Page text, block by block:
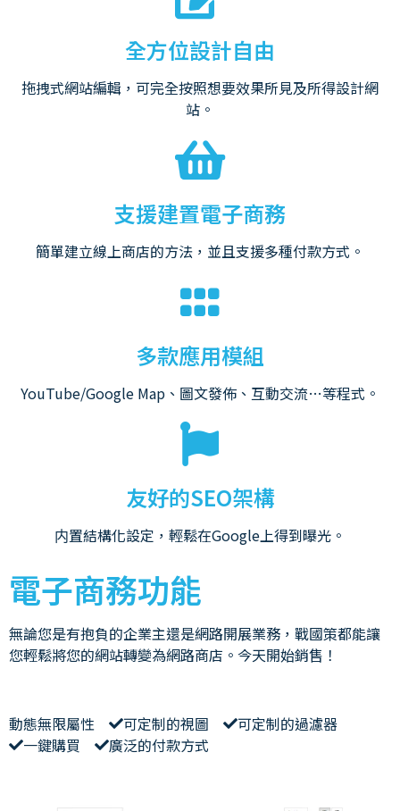
全方位設計自由
拖拽式網站編輯，可完全按照想要效果所見及所得設計網
站。
支援建置電子商務
簡單建立線上商店的方法，並且支援多種付款方式。
多款應用模組
YouTube/Google Map、圖文發佈、互動交流…等程式。
友好的SEO架構
内置結構化設定，輕鬆在Google上得到曝光。
電子商務功能
無論您是有抱負的企業主還是網路開展業務，戰國策都能讓
您輕鬆將您的網站轉變為網路商店。今天開始銷售！
動態無限屬性 可定制的視圖
可定制的過濾器
一鍵購買
廣泛的付款方式